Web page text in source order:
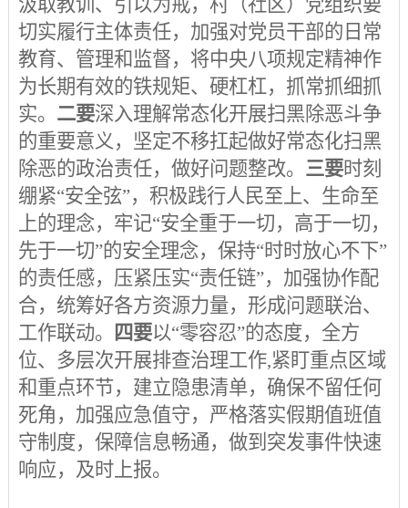
汲取教训、引以为戒，村（社区）党组织要
切实履行主体责任，加强对党员干部的日常
教育、管理和监督，将中央八项规定精神作
为长期有效的铁规矩、硬杠杠，抓常抓细抓
实。 二要深入理解常态化开展扫黑除恶斗争
的重要意义，坚定不移扛起做好常态化扫黑
除恶的政治责任，做好问题整改。 三要时刻
绷紧“安全弦”，积极践行人民至上、生命至
上的理念，牢记“安全重于一切，高于一切，
先于一切”的安全理念，保持“时时放心不下”
的责任感，压紧压实“责任链”，加强协作配
合，统筹好各方资源力量，形成问题联治、
工作联动。
四要以“零容忍”的态度，全方
位、多层次开展排查治理工作,紧盯重点区域
和重点环节，建立隐患清单，确保不留任何
死角，加强应急值守，严格落实假期值班值
守制度，保障信息畅通，做到突发事件快速
响应，及时上报。